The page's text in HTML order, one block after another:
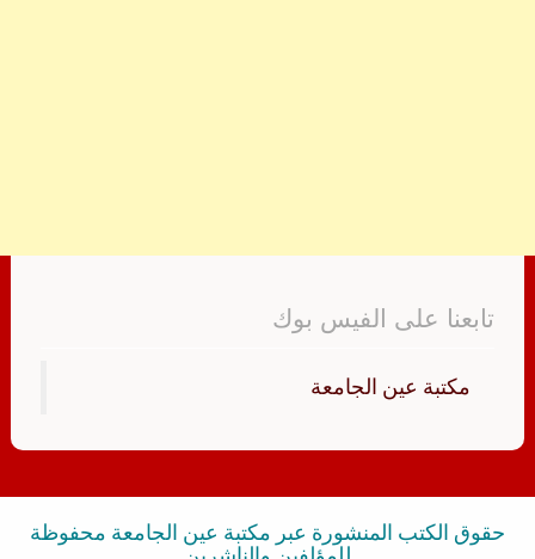
تابعنا على الفيس بوك
‏مكتبة عين الجامعة‏
حقوق الكتب المنشورة عبر مكتبة عين الجامعة محفوظة